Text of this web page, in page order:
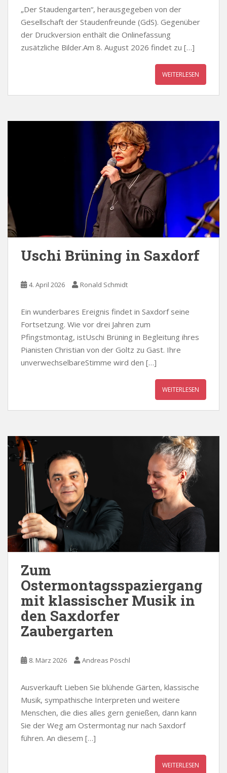
„Der Staudengarten“, herausgegeben von der
Gesellschaft der Staudenfreunde (GdS). Gegenüber
der Druckversion enthält die Onlinefassung
zusätzliche Bilder.Am 8. August 2026 findet zu […]
WEITERLESEN
Uschi Brüning in Saxdorf
4. April 2026 Ronald Schmidt
Ein wunderbares Ereignis findet in Saxdorf seine
Fortsetzung. Wie vor drei Jahren zum
Pfingstmontag, istUschi Brüning in Begleitung ihres
Pianisten Christian von der Goltz zu Gast. Ihre
unverwechselbareStimme wird den […]
WEITERLESEN
Zum
Ostermontagsspaziergang
mit klassischer Musik in
den Saxdorfer
Zaubergarten
8. März 2026 Andreas Pöschl
Ausverkauft Lieben Sie blühende Gärten, klassische
Musik, sympathische Interpreten und weitere
Menschen, die dies alles gern genießen, dann kann
Sie der Weg am Ostermontag nur nach Saxdorf
führen. An diesem […]
WEITERLESEN